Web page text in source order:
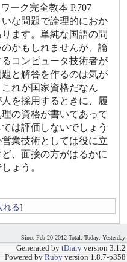
ーク完全教本 P.707
な問題で論理的におか
ます。単純な国語の問
かもしれませんが、論
コンピュータ技術者が
と解答を作るのは気が
れが国家資格だなん
を採用するときに、履
の資格が書いてあって
は評価しないでしょう
業技術としては役に立
、面接の方がはるかに
ょう。
れる]
Since Feb-20-2012 Total: Today: Yesterday:
Generated by tDiary version 3.1.2
Powered by Ruby version 1.8.7-p358